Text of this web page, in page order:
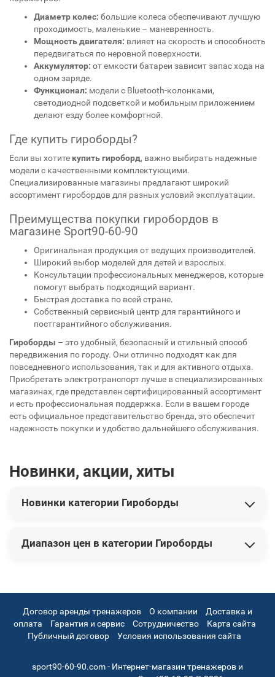
Диаметр колес: большие колеса обеспечивают лучшую
проходимость, маленькие – маневренность.
Мощность двигателя: влияет на скорость и способность
передвигаться по неровной поверхности.
Аккумулятор: от емкости батареи зависит запас хода на
одном заряде.
Функционал: модели с Bluetooth-колонками,
светодиодной подсветкой и мобильным приложением
делают езду более комфортной.
Где купить гироборды?
Если вы хотите купить гироборд, важно выбирать надежные
модели с качественными комплектующими.
Специализированные магазины предлагают широкий
ассортимент гиробордов для разных условий эксплуатации.
Преимущества покупки гиробордов в
магазине Sport90-60-90
Оригинальная продукция от ведущих производителей.
Широкий выбор моделей для детей и взрослых.
Консультации профессиональных менеджеров, которые
помогут выбрать подходящий вариант.
Быстрая доставка по всей стране.
Собственный сервисный центр для гарантийного и
постгарантийного обслуживания.
Гироборды – это удобный, безопасный и стильный способ
передвижения по городу. Они отлично подходят как для
повседневного использования, так и для активного отдыха.
Приобретать электротранспорт лучше в специализированных
магазинах, где представлен сертифицированный ассортимент
и есть профессиональная поддержка. Если в вашем городе
есть официальное представительство бренда, это обеспечит
надежность покупки и удобство дальнейшего обслуживания.
Новинки, акции, хиты
Новинки категории Гироборды
Гироборд SmartWay All-Road Edition U8 (красный)
Диапазон цен в категории Гироборды
Договор аренды тренажеров О компании
Доставка и
оплата
Гарантия и сервис Сотрудничество
Карта сайта
Публичный договор
Условия использования сайта
sport90-60-90.com - Интернет-магазин тренажеров и